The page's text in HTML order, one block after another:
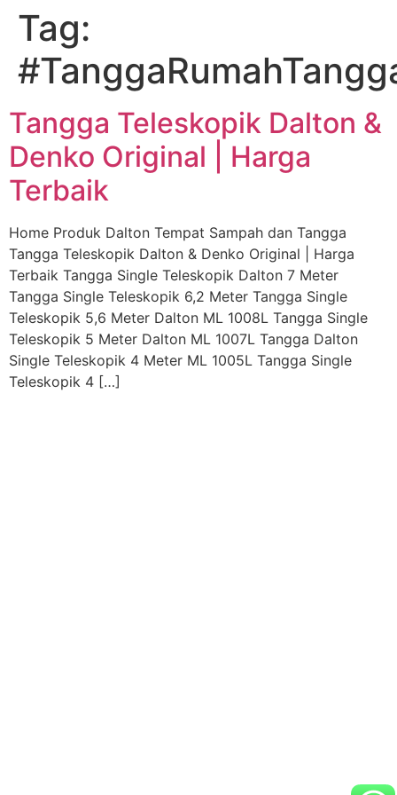
Skip
content
Tag:
Tangga Teleskopik Dalton &
Denko Original | Harga
Terbaik
Home Produk Dalton Tempat Sampah dan Tangga
Tangga Teleskopik Dalton & Denko Original | Harga
Terbaik Tangga Single Teleskopik Dalton 7 Meter
Tangga Single Teleskopik 6,2 Meter Tangga Single
Teleskopik 5,6 Meter Dalton ML 1008L Tangga Single
Teleskopik 5 Meter Dalton ML 1007L Tangga Dalton
Single Teleskopik 4 Meter ML 1005L Tangga Single
Teleskopik 4 […]